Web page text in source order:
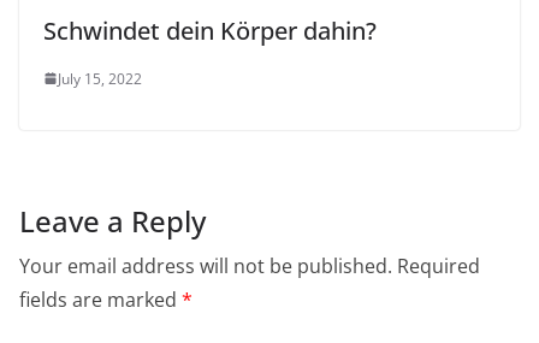
Schwindet dein Körper dahin?
July 15, 2022
Leave a Reply
Your email address will not be published. Required
fields are marked *